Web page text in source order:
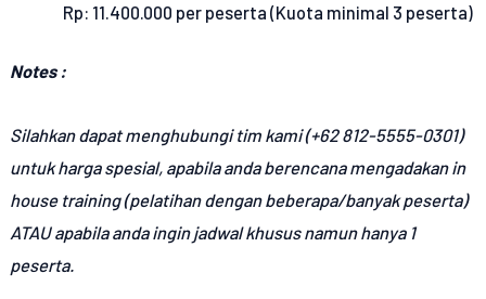
Rp: 11.400.000 per peserta (Kuota minimal 3 peserta)
Notes :
Silahkan dapat menghubungi tim kami (+62 812-5555-0301)
untuk harga spesial, apabila anda berencana mengadakan in
house training (pelatihan dengan beberapa/banyak peserta)
ATAU apabila anda ingin jadwal khusus namun hanya 1
peserta.